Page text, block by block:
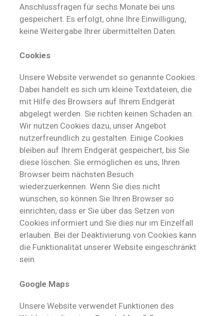
Anschlussfragen für sechs Monate bei uns
gespeichert. Es erfolgt, ohne Ihre Einwilligung,
keine Weitergabe Ihrer übermittelten Daten.
Cookies
Unsere Website verwendet so genannte Cookies.
Dabei handelt es sich um kleine Textdateien, die
mit Hilfe des Browsers auf Ihrem Endgerät
abgelegt werden. Sie richten keinen Schaden an.
Wir nutzen Cookies dazu, unser Angebot
nutzerfreundlich zu gestalten. Einige Cookies
bleiben auf Ihrem Endgerät gespeichert, bis Sie
diese löschen. Sie ermöglichen es uns, Ihren
Browser beim nächsten Besuch
wiederzuerkennen. Wenn Sie dies nicht
wünschen, so können Sie Ihren Browser so
einrichten, dass er Sie über das Setzen von
Cookies informiert und Sie dies nur im Einzelfall
erlauben. Bei der Deaktivierung von Cookies kann
die Funktionalität unserer Website eingeschränkt
sein.
Google Maps
Unsere Website verwendet Funktionen des